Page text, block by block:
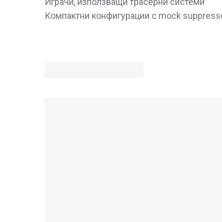
Компактни конфигурации с mock